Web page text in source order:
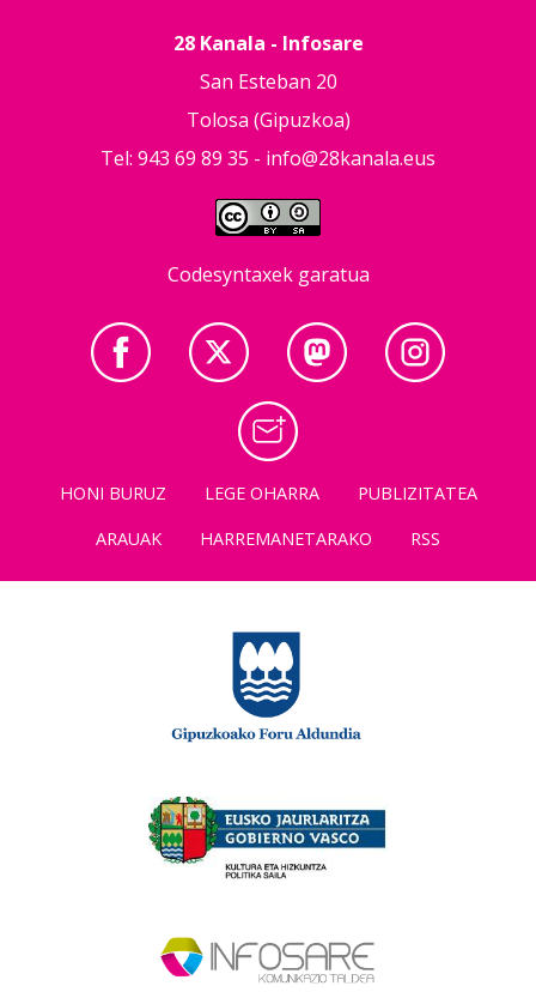
28 Kanala - Infosare
San Esteban 20
Tolosa (Gipuzkoa)
Tel: 943 69 89 35 - info@28kanala.eus
Codesyntaxek garatua
HONI BURUZ LEGE OHARRA
PUBLIZITATEA
ARAUAK
HARREMANETARAKO RSS